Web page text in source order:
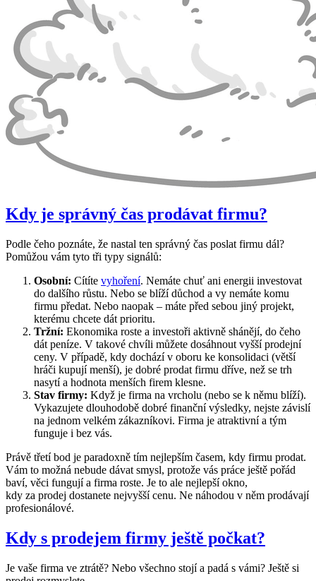
Kdy je správný čas prodávat firmu?
Podle čeho poznáte, že nastal ten správný čas poslat firmu dál?
Pomůžou vám tyto tři typy signálů:
Osobní: Cítíte vyhoření. Nemáte chuť ani energii investovat
do dalšího růstu. Nebo se blíží důchod a vy nemáte komu
firmu předat. Nebo naopak – máte před sebou jiný projekt,
kterému chcete dát prioritu.
Tržní: Ekonomika roste a investoři aktivně shánějí, do čeho
dát peníze. V takové chvíli můžete dosáhnout vyšší prodejní
ceny. V případě, kdy dochází v oboru ke konsolidaci (větší
hráči kupují menší), je dobré prodat firmu dříve, než se trh
nasytí a hodnota menších firem klesne.
Stav firmy: Když je firma na vrcholu (nebo se k němu blíží).
Vykazujete dlouhodobě dobré finanční výsledky, nejste závislí
na jednom velkém zákazníkovi. Firma je atraktivní a tým
funguje i bez vás.
Právě třetí bod je paradoxně tím nejlepším časem, kdy firmu prodat.
Vám to možná nebude dávat smysl, protože vás práce ještě pořád
baví, věci fungují a firma roste. Je to ale nejlepší okno,
kdy za prodej dostanete nejvyšší cenu. Ne náhodou v něm prodávají
profesionálové.
Kdy s prodejem firmy ještě počkat?
Je vaše firma ve ztrátě? Nebo všechno stojí a padá s vámi? Ještě si